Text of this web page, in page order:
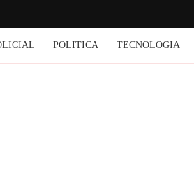
POLITICA TECNOLOGIA